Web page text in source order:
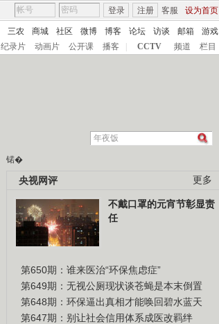
客服 设为首页
登录 注册
三农 商城 社区 微博 博客 论坛 访谈 邮箱
游戏
纪录片 动画片 公开课 播客 CCTV 频道 栏目
锘�
更多
央视网评
不戴口罩的元宵节彰显责
任
第650期：谁来医治“环保焦虑症”
第649期：无视公厕现状谈苍蝇是本末倒置
第648期：环保逼出真相才能唤回碧水蓝天
第647期：别让社会信用体系成医改羁绊